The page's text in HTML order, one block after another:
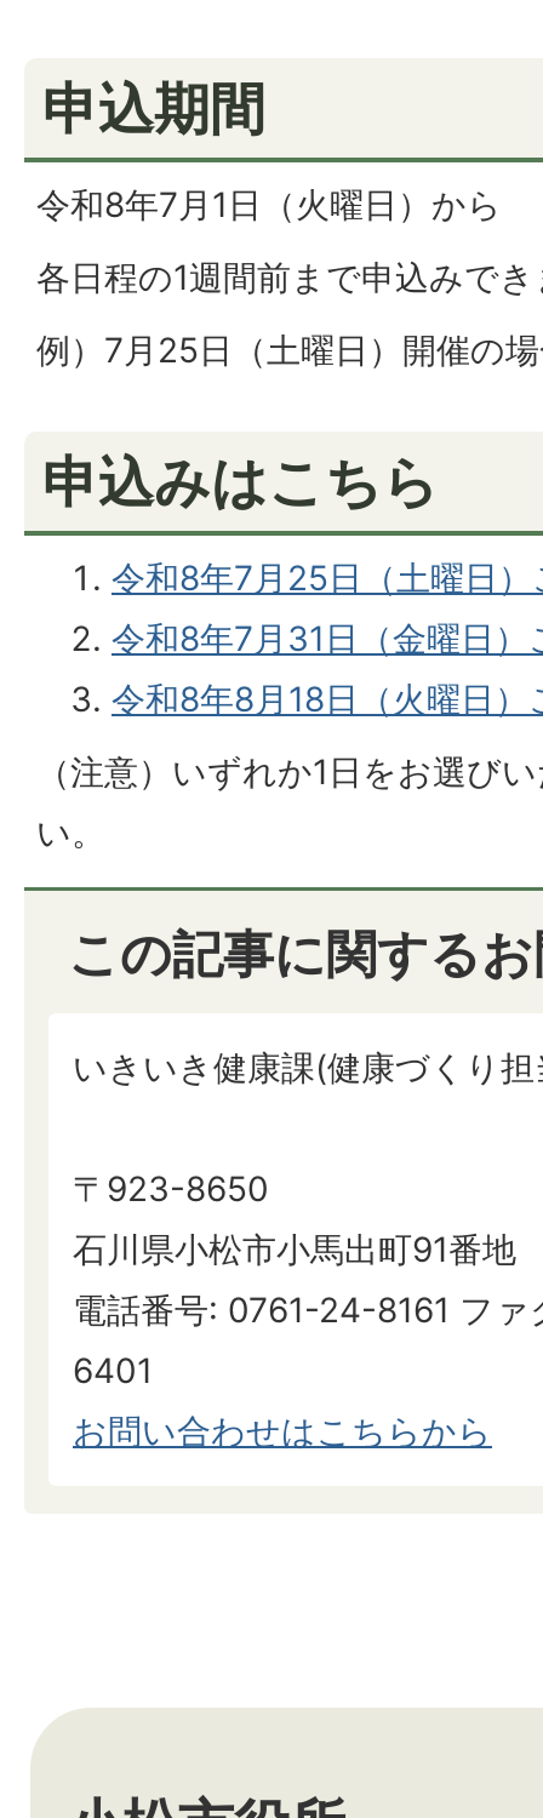
申込期間
令和8年7月1日（火曜日）から
各日程の1週間前まで申込みで
例）7月25日（土曜日）開催の
申込みはこちら
令和8年7月25日（土曜日
令和8年7月31日（金曜日
令和8年8月18日（火曜日
（注意）いずれか1日をお選び
い。
この記事に関する
いきいき健康課(健康づくり担
〒923-8650
石川県小松市小馬出町91番地
電話番号: 0761-24-8161 フ
6401
お問い合わせはこちらから